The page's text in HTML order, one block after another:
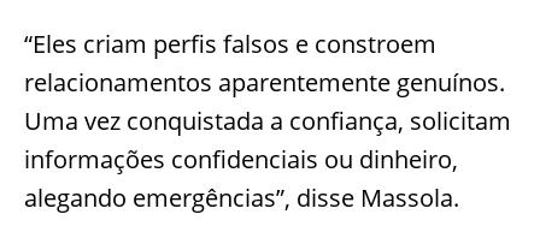
“Eles criam perfis falsos e constroem
relacionamentos aparentemente genuínos.
Uma vez conquistada a confiança, solicitam
informações confidenciais ou dinheiro,
alegando emergências”, disse Massola.